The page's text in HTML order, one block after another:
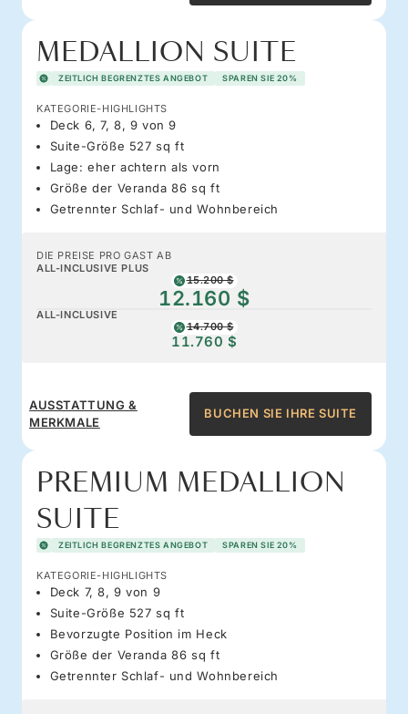
MEDALLION SUITE
ZEITLICH BEGRENZTES ANGEBOT SPAREN SIE 20%
KATEGORIE-HIGHLIGHTS
Deck 6, 7, 8, 9 von 9
Suite-Größe 527 sq ft
Lage: eher achtern als vorn
Größe der Veranda 86 sq ft
Getrennter Schlaf- und Wohnbereich
DIE PREISE PRO GAST AB
ALL-INCLUSIVE PLUS
15.200 $
12.160 $
ALL-INCLUSIVE
14.700 $
11.760 $
AUSSTATTUNG &
MERKMALE
BUCHEN SIE IHRE SUITE
PREMIUM MEDALLION
SUITE
ZEITLICH BEGRENZTES ANGEBOT SPAREN SIE 20%
KATEGORIE-HIGHLIGHTS
Deck 7, 8, 9 von 9
Suite-Größe 527 sq ft
Bevorzugte Position im Heck
Größe der Veranda 86 sq ft
Getrennter Schlaf- und Wohnbereich